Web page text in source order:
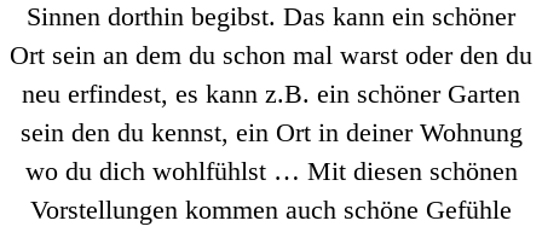
Sinnen dorthin begibst. Das kann ein schöner
Ort sein an dem du schon mal warst oder den du
neu erfindest, es kann z.B. ein schöner Garten
sein den du kennst, ein Ort in deiner Wohnung
wo du dich wohlfühlst … Mit diesen schönen
Vorstellungen kommen auch schöne Gefühle